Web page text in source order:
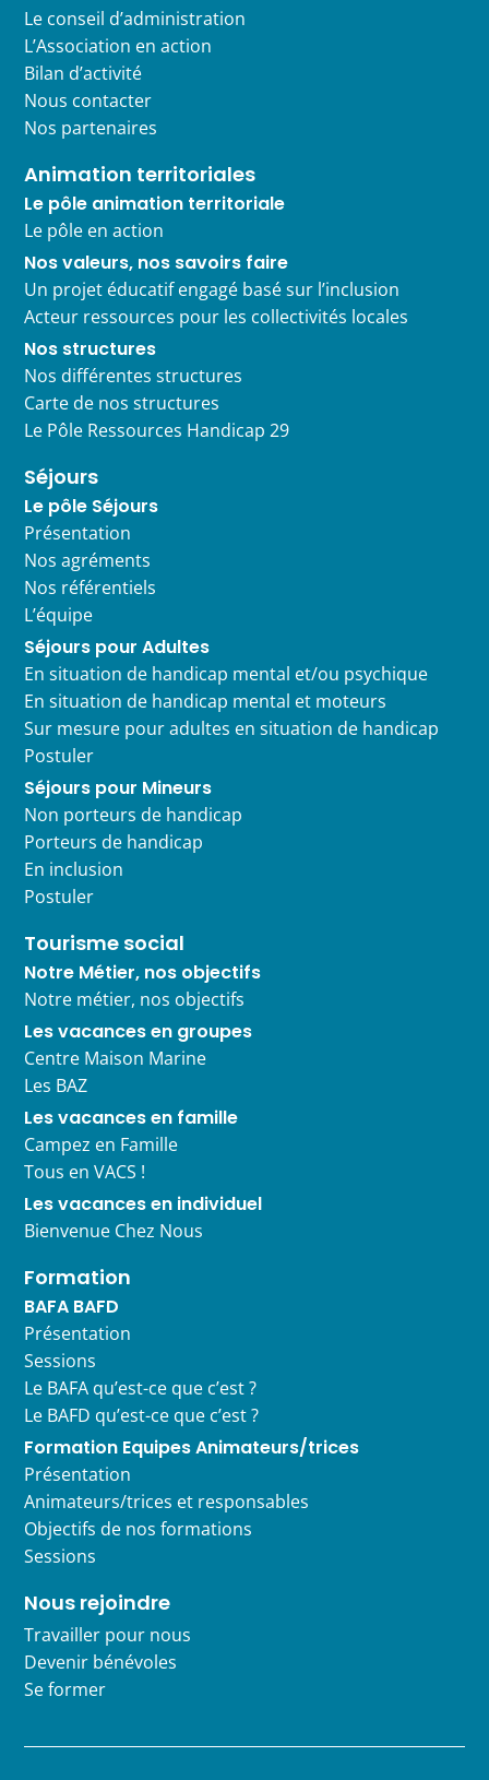
Le conseil d’administration
L’Association en action
Bilan d’activité
Nous contacter
Nos partenaires
Animation territoriales
Le pôle animation territoriale
Le pôle en action
Nos valeurs, nos savoirs faire
Un projet éducatif engagé basé sur l’inclusion
Acteur ressources pour les collectivités locales
Nos structures
Nos différentes structures
Carte de nos structures
Le Pôle Ressources Handicap 29
Séjours
Le pôle Séjours
Présentation
Nos agréments
Nos référentiels
L’équipe
Séjours pour Adultes
En situation de handicap mental et/ou psychique
En situation de handicap mental et moteurs
Sur mesure pour adultes en situation de handicap
Postuler
Séjours pour Mineurs
Non porteurs de handicap
Porteurs de handicap
En inclusion
Postuler
Tourisme social
Notre Métier, nos objectifs
Notre métier, nos objectifs
Les vacances en groupes
Centre Maison Marine
Les BAZ
Les vacances en famille
Campez en Famille
Tous en VACS !
Les vacances en individuel
Bienvenue Chez Nous
Formation
BAFA BAFD
Présentation
Sessions
Le BAFA qu’est-ce que c’est ?
Le BAFD qu’est-ce que c’est ?
Formation Equipes Animateurs/trices
Présentation
Animateurs/trices et responsables
Objectifs de nos formations
Sessions
Nous rejoindre
Travailler pour nous
Devenir bénévoles
Se former